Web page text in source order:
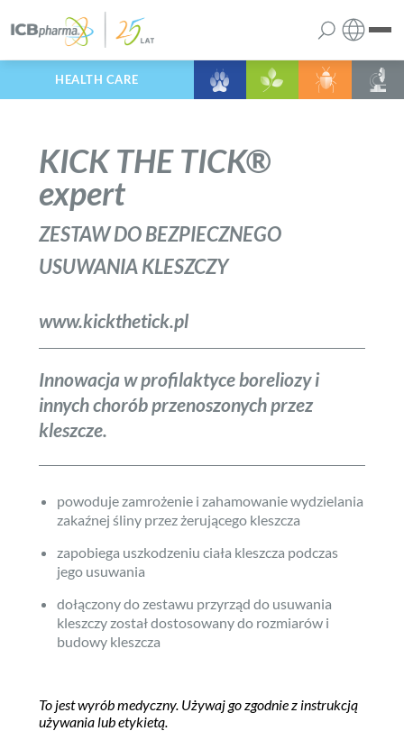
produkty
usługi
kariera
kontakt
Polski
HEALTH CARE
KICK THE TICK®
expert
ZESTAW DO BEZPIECZNEGO
USUWANIA KLESZCZY
www.kickthetick.pl
Innowacja w profilaktyce boreliozy i
innych chorób przenoszonych przez
kleszcze.
powoduje zamrożenie i zahamowanie wydzielania
zakaźnej śliny przez żerującego kleszcza
zapobiega uszkodzeniu ciała kleszcza podczas
jego usuwania
dołączony do zestawu przyrząd do usuwania
kleszczy został dostosowany do rozmiarów i
budowy kleszcza
To jest wyrób medyczny. Używaj go zgodnie z instrukcją
używania lub etykietą.